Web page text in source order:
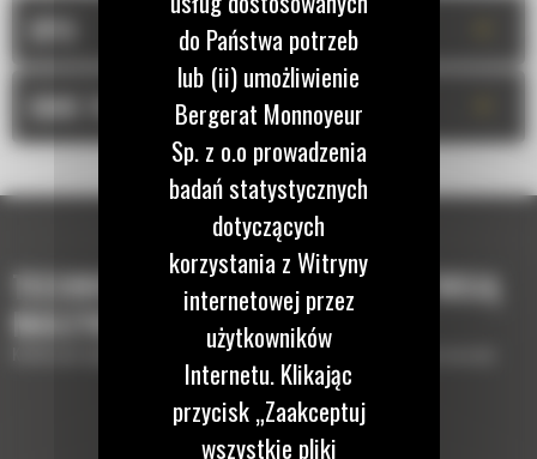
DANE TECHNICZNE
TECHNOLOGIE, KTÓRE UZUPEŁNIĄ TWOJĄ
MASZYNĘ
Krótki opis wyposażenia lub technologii potrzebnych do uzupełnienia maszyny
EQUIPMENT MANAGEMENT
do Państwa potrzeb
lub (ii) umożliwienie
Bergerat Monnoyeur
Sp. z o.o prowadzenia
badań statystycznych
dotyczących
korzystania z Witryny
internetowej przez
użytkowników
Internetu. Klikając
przycisk „Zaakceptuj
wszystkie pliki